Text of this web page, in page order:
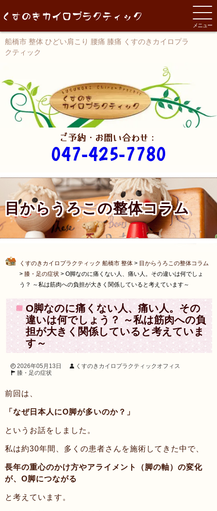
船橋市 整体 ひどい肩こり 腰痛 膝痛 くすのきカイロプラ
クティック
ご予約・お問い合わせ：
047-425-7780
目からうろこの整体コラム
くすのきカイロプラクティック 船橋市 整体 > 目からうろこの整体コラム
> 膝・足の症状 > O脚なのに痛くない人、痛い人。その違いは何でしょ
う？ ～私は筋肉への負担が大きく関係していると考えています～
O脚なのに痛くない人、痛い人。その
違いは何でしょう？ ～私は筋肉への負
担が大きく関係していると考えていま
す～
2026年05月13日
くすのきカイロプラクティックオフィス
膝・足の症状
前回は、
「なぜ日本人にO脚が多いのか？」
というお話をしました。
私は約30年間、多くの患者さんを施術してきた中で、
長年の重心のかけ方やアライメント（脚の軸）の変化
が、O脚につながる
と考えています。
メニュー